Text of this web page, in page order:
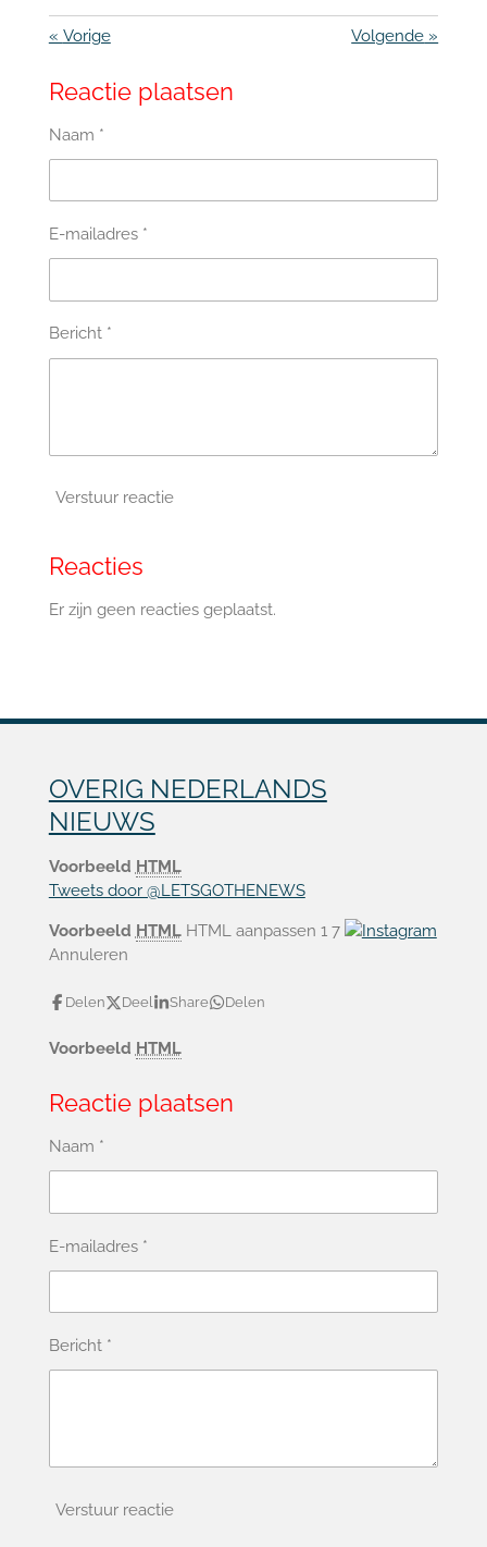
« Vorige Volgende »
Reactie plaatsen
Naam *
E-mailadres *
Bericht *
Verstuur reactie
Reacties
Er zijn geen reacties geplaatst.
OVERIG NEDERLANDS
NIEUWS
Voorbeeld HTML
Tweets door @LETSGOTHENEWS
Voorbeeld HTMLHTML aanpassen 1 7
Annuleren
Delen Deel Share Delen
Voorbeeld HTML
Reactie plaatsen
Naam *
E-mailadres *
Bericht *
Verstuur reactie